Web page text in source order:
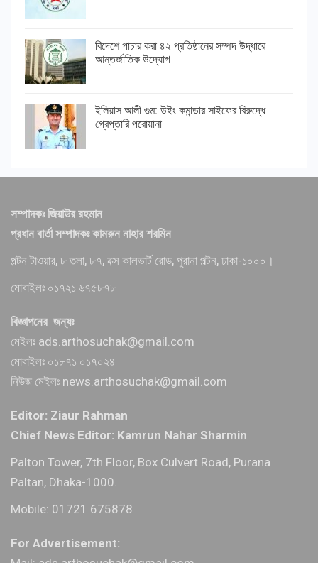
বিদেশে পাচার করা ৪২ প্রতিষ্ঠানের সম্পদ উদ্ধারে
আন্তর্জাতিক উদ্যোগ
ইলিয়াস আলী গুম: উইং কমান্ডার সাইফের বিরুদ্ধে
গ্রেপ্তারি পরোয়ানা
সম্পাদকঃ জিয়াউর রহমান
প্রধান বার্তা সম্পাদকঃ কামরুন নাহার শরমিন
পল্টন টাওয়ার, ৮ তলা, ৮৭, বক্স কালভার্ট রোড, পুরানা পল্টন, ঢাকা-১০০০।
মোবাইলঃ ০১৭২১ ৬৭৫৮৭৮
বিজ্ঞাপনের জন্যঃ
মেইলঃ ads.arthosuchak@gmail.com
মোবাইলঃ ০১৮৭১ ০১৭০২৪
নিউজ মেইলঃ news.arthosuchak@gmail.com
Editor: Ziaur Rahman
Chief News Editor: Kamrun Nahar Sharmin
Palton Tower, 7th Floor, Box Culvert Road, Purana
Paltan, Dhaka-1000.
Mobile: 01721 675878
For Advertisement: